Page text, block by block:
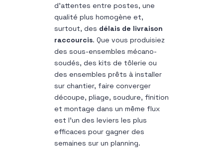
d’attentes entre postes, une
qualité plus homogène et,
surtout, des délais de livraison
raccourcis. Que vous produisiez
des sous-ensembles mécano-
soudés, des kits de tôlerie ou
des ensembles prêts à installer
sur chantier, faire converger
découpe, pliage, soudure, finition
et montage dans un même flux
est l’un des leviers les plus
efficaces pour gagner des
semaines sur un planning.